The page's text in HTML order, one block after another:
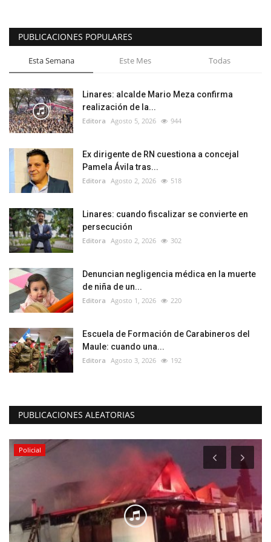
PUBLICACIONES POPULARES
Esta Semana Este Mes Todas
Linares: alcalde Mario Meza confirma
realización de la...
Editora Agosto 5, 2026 944
Ex dirigente de RN cuestiona a concejal
Pamela Ávila tras...
Editora Agosto 2, 2026 518
Linares: cuando fiscalizar se convierte en
persecución
Editora Agosto 2, 2026 302
Denuncian negligencia médica en la muerte
de niña de un...
Editora Agosto 1, 2026 220
Escuela de Formación de Carabineros del
Maule: cuando una...
Editora Agosto 3, 2026 192
PUBLICACIONES ALEATORIAS
Policial